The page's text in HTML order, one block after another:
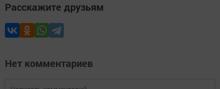
Расскажите друзьям
Нет комментариев